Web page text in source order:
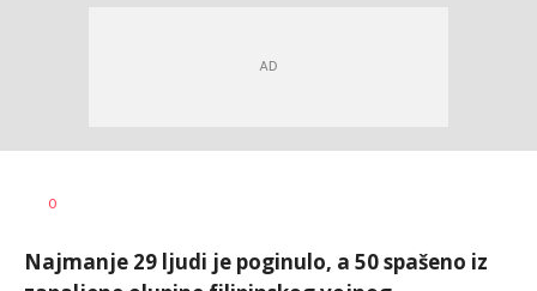
AUTOR
0
Najmanje 29 ljudi je poginulo, a 50 spašeno iz